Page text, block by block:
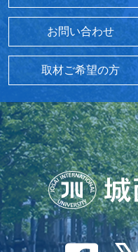
お問い合わせ
取材ご希望の方